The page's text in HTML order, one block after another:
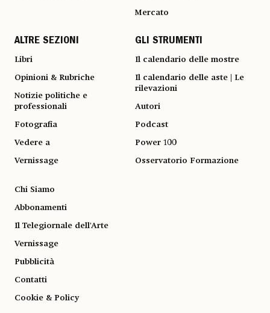
Mercato
ALTRE SEZIONI
Libri
Opinioni & Rubriche
Notizie politiche e
professionali
Fotografia
Vedere a
Vernissage
GLI STRUMENTI
Il calendario delle mostre
Il calendario delle aste | Le
rilevazioni
Autori
Podcast
Power 100
Osservatorio Formazione
Chi Siamo
Abbonamenti
Il Telegiornale dell'Arte
Vernissage
Pubblicità
Contatti
Cookie & Policy